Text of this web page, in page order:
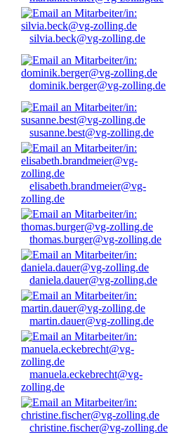
silvia.beck@vg-zolling.de
dominik.berger@vg-zolling.de
susanne.best@vg-zolling.de
elisabeth.brandmeier@vg-
zolling.de
thomas.burger@vg-zolling.de
daniela.dauer@vg-zolling.de
martin.dauer@vg-zolling.de
manuela.eckebrecht@vg-
zolling.de
christine.fischer@vg-zolling.de